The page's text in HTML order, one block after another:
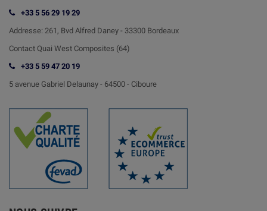
+33 5 56 29 19 29
Addresse: 261, Bvd Alfred Daney - 33300 Bordeaux
Contact Quai West Composites (64)
+33 5 59 47 20 19
5 avenue Gabriel Delaunay - 64500 - Ciboure